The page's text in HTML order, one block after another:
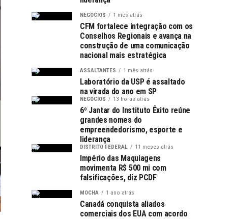
NEGÓCIOS 1 mês atrás
CFM fortalece integração com os
Conselhos Regionais e avança na
construção de uma comunicação
nacional mais estratégica
ASSALTANTES 1 mês atrás
Laboratório da USP é assaltado
na virada do ano em SP
NEGÓCIOS 13 horas atrás
6º Jantar do Instituto Êxito reúne
grandes nomes do
empreendedorismo, esporte e
liderança
DISTRITO FEDERAL 11 meses atrás
Império das Maquiagens
movimenta R$ 500 mi com
falsificações, diz PCDF
MOCHA 1 ano atrás
Canadá conquista aliados
comerciais dos EUA com acordo